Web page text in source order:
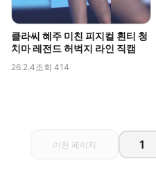
클라씨 혜주 미친 피지컬 흰티 청
치마 레전드 허벅지 라인 직캠
26.2.4조회 414
이전 페이지